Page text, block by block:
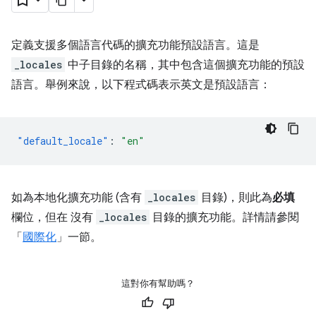
定義支援多個語言代碼的擴充功能預設語言。這是
_locales 中子目錄的名稱，其中包含這個擴充功能的預設
語言。舉例來說，以下程式碼表示英文是預設語言：
"default_locale" : "en"
如為本地化擴充功能 (含有 _locales 目錄)，則此為必填
欄位，但在 沒有 _locales 目錄的擴充功能。詳情請參閱
「 國際化」一節。
這對你有幫助嗎？